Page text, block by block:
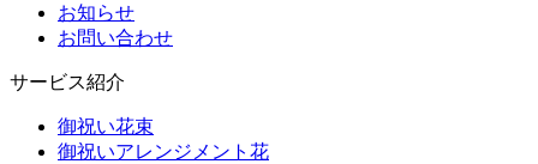
お知らせ
お問い合わせ
サービス紹介
御祝い花束
御祝いアレンジメント花